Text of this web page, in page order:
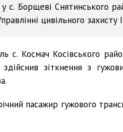
с. Борщеві Снятинського
цивільного захисту
с. Космач Косівського
здійснив зіткнення з
пасажир гужового